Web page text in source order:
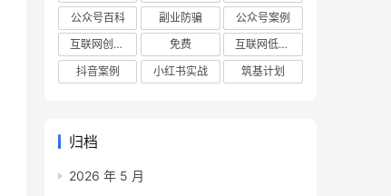
公众号百科
副业防骗
公众号案例
互联网创业项目
免费
互联网低成本创业项目
抖音案例
小红书实战 筑基计划
归档
2026 年 5 月